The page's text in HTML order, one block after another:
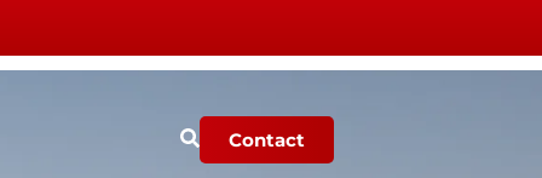
Contact